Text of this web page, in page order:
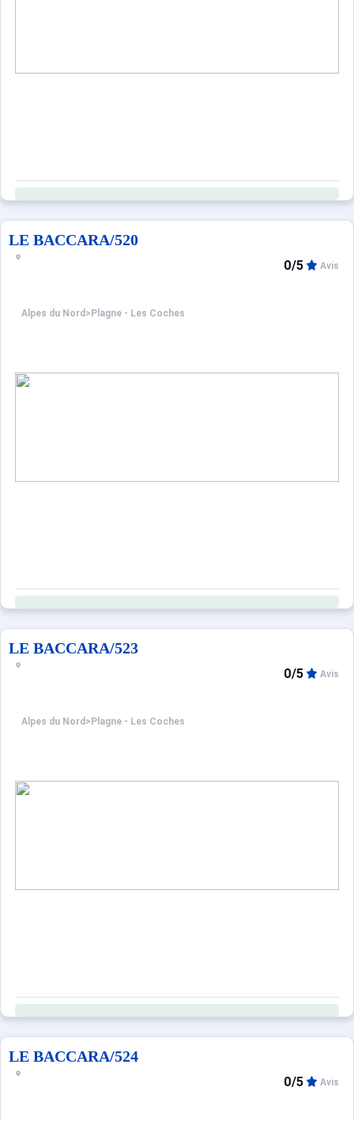
LE BACCARA/520
Alpes du Nord > Plagne - Les Coches
0/5 Avis
LE BACCARA/523
Alpes du Nord > Plagne - Les Coches
0/5 Avis
LE BACCARA/524
0/5 Avis